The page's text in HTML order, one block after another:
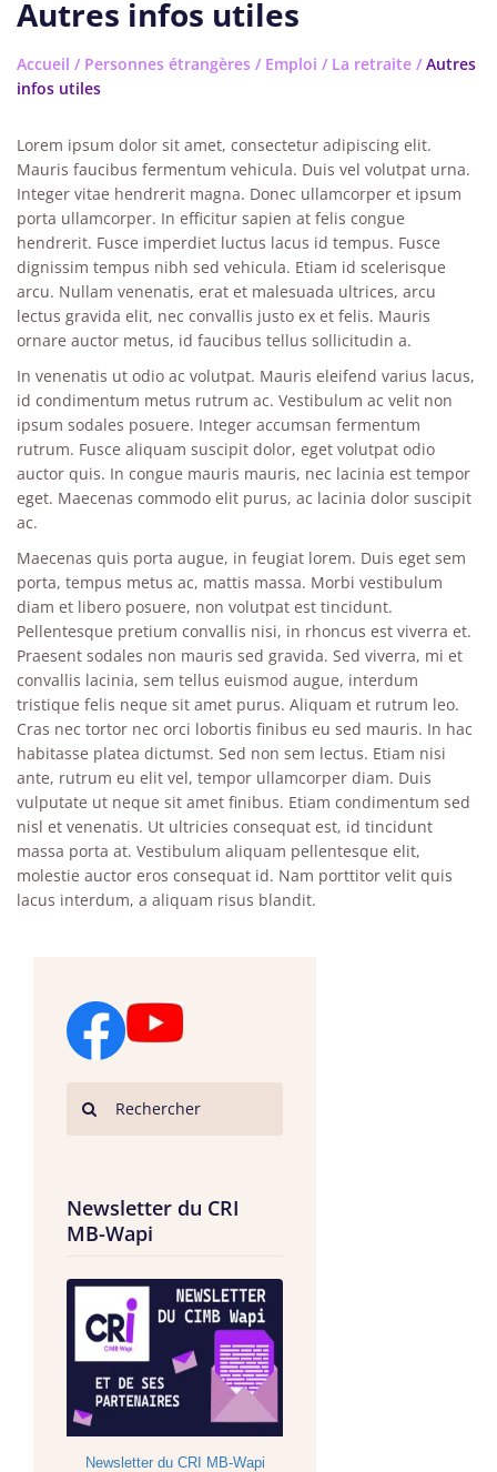
Autres infos utiles
Accueil / Personnes étrangères / Emploi / La retraite / Autres
infos utiles
Lorem ipsum dolor sit amet, consectetur adipiscing elit.
Mauris faucibus fermentum vehicula. Duis vel volutpat urna.
Integer vitae hendrerit magna. Donec ullamcorper et ipsum
porta ullamcorper. In efficitur sapien at felis congue
hendrerit. Fusce imperdiet luctus lacus id tempus. Fusce
dignissim tempus nibh sed vehicula. Etiam id scelerisque
arcu. Nullam venenatis, erat et malesuada ultrices, arcu
lectus gravida elit, nec convallis justo ex et felis. Mauris
ornare auctor metus, id faucibus tellus sollicitudin a.
In venenatis ut odio ac volutpat. Mauris eleifend varius lacus,
id condimentum metus rutrum ac. Vestibulum ac velit non
ipsum sodales posuere. Integer accumsan fermentum
rutrum. Fusce aliquam suscipit dolor, eget volutpat odio
auctor quis. In congue mauris mauris, nec lacinia est tempor
eget. Maecenas commodo elit purus, ac lacinia dolor suscipit
ac.
Maecenas quis porta augue, in feugiat lorem. Duis eget sem
porta, tempus metus ac, mattis massa. Morbi vestibulum
diam et libero posuere, non volutpat est tincidunt.
Pellentesque pretium convallis nisi, in rhoncus est viverra et.
Praesent sodales non mauris sed gravida. Sed viverra, mi et
convallis lacinia, sem tellus euismod augue, interdum
tristique felis neque sit amet purus. Aliquam et rutrum leo.
Cras nec tortor nec orci lobortis finibus eu sed mauris. In hac
habitasse platea dictumst. Sed non sem lectus. Etiam nisi
ante, rutrum eu elit vel, tempor ullamcorper diam. Duis
vulputate ut neque sit amet finibus. Etiam condimentum sed
nisl et venenatis. Ut ultricies consequat est, id tincidunt
massa porta at. Vestibulum aliquam pellentesque elit,
molestie auctor eros consequat id. Nam porttitor velit quis
lacus interdum, a aliquam risus blandit.
Newsletter du CRI
MB-Wapi
Newsletter du CRI MB-Wapi